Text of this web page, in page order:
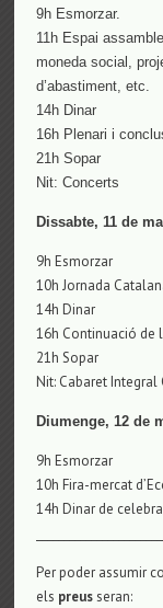
9h Esmorzar.
11h Espai
moneda social,
d’abastiment, etc.
14h Dinar
16h Plenari i
21h Sopar
Nit: Concerts
Dissabte, 11 de
9h Esmorzar
10h Jornada
14h Dinar
16h Continuació de
21h Sopar
Nit: Cabaret
Diumenge, 12 de
9h Esmorzar
10h Fira-mercat
14h Dinar de
Per poder assumir
els preusseran: